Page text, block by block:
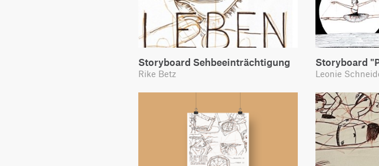
Storyboard Sehbeeinträchtigung
Rike Betz
Storyboard
Leonie